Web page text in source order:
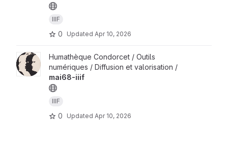
IIIF
0 Updated Apr 10, 2026
Humathèque Condorcet / Outils
numériques / Diffusion et valorisation /
mai68-iiif
IIIF
0 Updated Apr 10, 2026